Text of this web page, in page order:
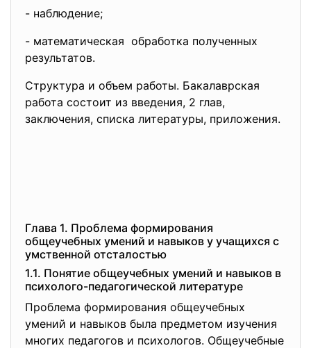
- наблюдение;
- математическая обработка полученных
результатов.
Структура и объем работы. Бакалаврская
работа состоит из введения, 2 глав,
заключения, списка литературы, приложения.
Глава 1. Проблема формирования
общеучебных умений и навыков у учащихся с
умственной отсталостью
1.1. Понятие общеучебных умений и навыков в
психолого-педагогической литературе
Проблема формирования общеучебных
умений и навыков была предметом изучения
многих педагогов и психологов. Общеучебные